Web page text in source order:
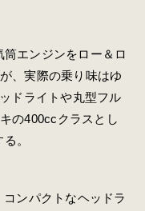
エンジンをロー＆ロ
、実際の乗り味はゆ
ドライトや丸型フル
の400ccクラスとし
。
ンパクトなヘッドラ